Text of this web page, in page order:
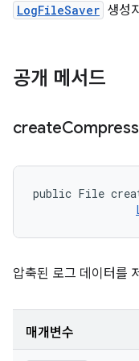
LogFileSaver 생성
공개 메서드
create
public File
압축된 로그 데이터를
매개변수